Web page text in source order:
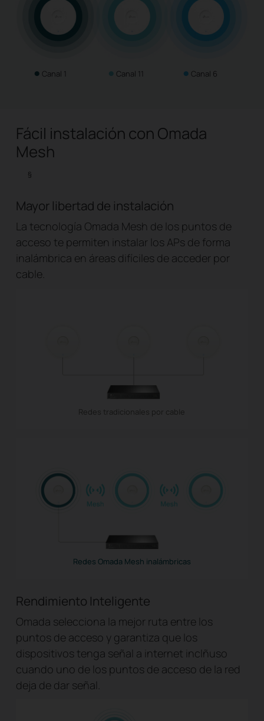
● Canal 1 ● Canal 11 ● Canal 6
Fácil instalación con Omada
Mesh
§
Mayor libertad de instalación
La tecnología Omada Mesh de los puntos de
acceso te permiten instalar los APs de forma
inalámbrica en áreas difíciles de acceder por
cable.
Redes tradicionales por cable
Redes Omada Mesh inalámbricas
Rendimiento Inteligente
Omada selecciona la mejor ruta entre los
puntos de acceso y garantiza que los
dispositivos tenga señal a internet inclñuso
cuando uno de los puntos de acceso de la red
deja de dar señal.